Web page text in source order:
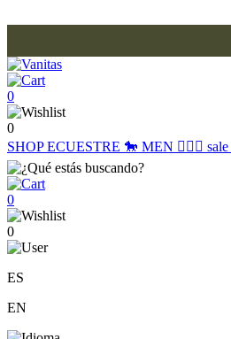
0
0
SHOPECUESTRE 🐎 MEN 🙋🏽‍♂️ sale
0
0
ES
EN